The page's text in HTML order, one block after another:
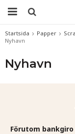
Startsida Papper
Nyhavn
Nyhavn
Förutom